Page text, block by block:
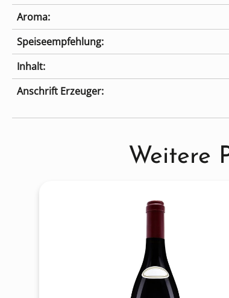
Aroma:
Speiseempfehlung:
Inhalt:
Anschrift Erzeuger:
Produktgalerie überspringenWeitere